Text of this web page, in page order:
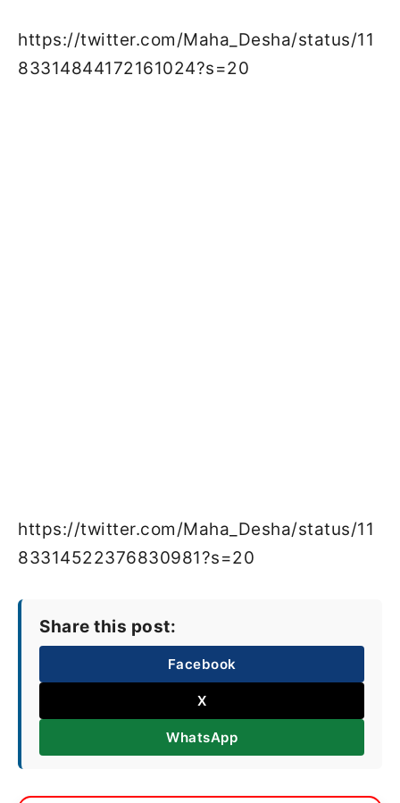
https://twitter.com/Maha_Desha/status/11
83314844172161024?s=20
https://twitter.com/Maha_Desha/status/11
83314522376830981?s=20
Share this post:
Facebook
X
WhatsApp